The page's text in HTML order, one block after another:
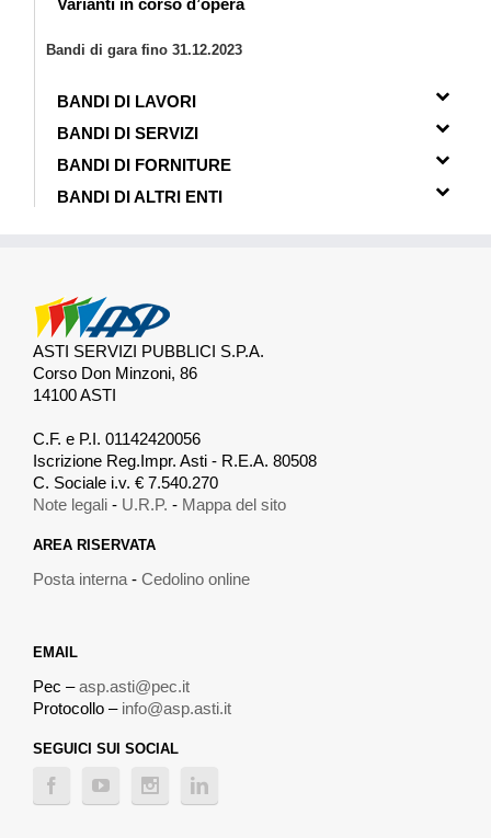
Varianti in corso d’opera
Bandi di gara fino 31.12.2023
BANDI DI LAVORI
BANDI DI SERVIZI
BANDI DI FORNITURE
BANDI DI ALTRI ENTI
ASTI SERVIZI PUBBLICI S.P.A.
Corso Don Minzoni, 86
14100 ASTI
C.F. e P.I. 01142420056
Iscrizione Reg.Impr. Asti - R.E.A. 80508
C. Sociale i.v. € 7.540.270
Note legali - U.R.P. - Mappa del sito
AREA RISERVATA
Posta interna -Cedolino online
EMAIL
Pec –asp.asti@pec.it
Protocollo – info@asp.asti.it
SEGUICI SUI SOCIAL